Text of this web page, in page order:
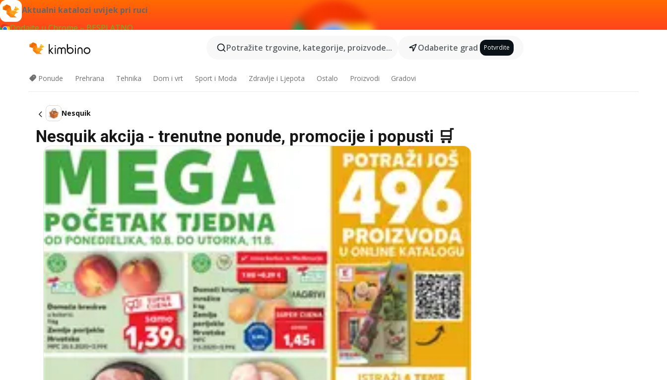
Aktualni katalozi uvijek pri ruci
Dodajte u Chrome – BESPLATNO
Potražite trgovine, kategorije, proizvode...
Odaberite grad Potvrdite
Ponude Prehrana Tehnika Dom i vrt Sport i Moda Zdravlje i Ljepota Ostalo Proizvodi Gradovi
Nesquik
Nesquik akcija - trenutne ponude, promocije i popusti 🛒